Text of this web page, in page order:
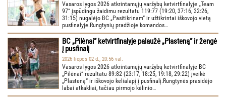
Vasaros lygos 2026 atkrintamųjų varžybų ketvirtfinalyje „Team
97“ įspūdingu žaidimu rezultatu 119:77 (19:20, 37:16, 32:26,
31:15) nugalėjo BC „Pasitikrinam“ ir užtikrintai iškovojo vietą
pusfinalyje.Rungtynių pradžioje komandos…
BC „Pilėnai“ ketvirtfinalyje palaužė „Plasteną“ ir žengė
į pusfinalį
2026 liepos 02 d., 20:56 val.
Vasaros lygos 2026 atkrintamųjų varžybų ketvirtfinalyje BC
„Pilėnai“ rezultatu 89:82 (23:17, 18:25, 19:18, 29:22) įveikė
„Plasteną“ ir iškovojo kelialapį į pusfinalį.Rungtynės prasidėjo
labai atkakliai, tačiau pirmojo kėlinio…